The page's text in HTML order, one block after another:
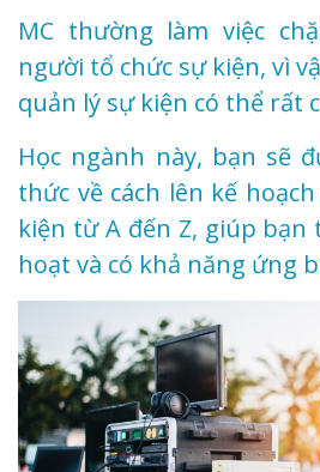
MC thường làm việc
người tổ chức sự kiện, vì
quản lý sự kiện có thể rất
Học ngành này, bạn sẽ
thức về cách lên kế
kiện từ A đến Z, giúp
hoạt và có khả năng ứng